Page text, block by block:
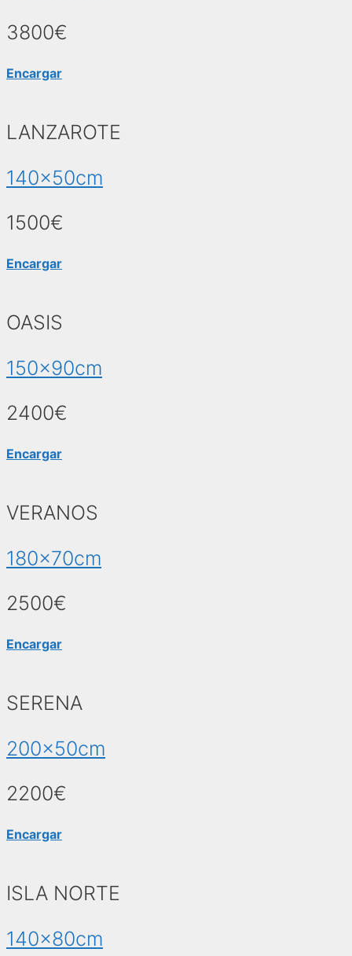
3800€
Encargar
LANZAROTE
140x50cm
1500€
Encargar
OASIS
150x90cm
2400€
Encargar
VERANOS
180x70cm
2500€
Encargar
SERENA
200x50cm
2200€
Encargar
ISLA NORTE
140x80cm